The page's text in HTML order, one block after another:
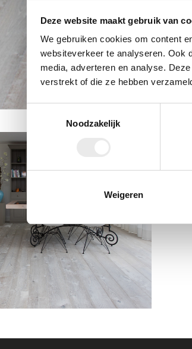
Deze website maakt gebruik van
We gebruiken cookies om content
websiteverkeer te analyseren. Ook
media, adverteren en analyse.
verstrekt of die ze hebben
Toestemmingsselectie
Noodzakelijk
Weigeren